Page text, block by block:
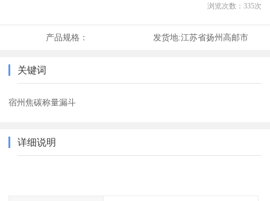
浏览次数： 335次
产品规格： 发货地:江苏省扬州高邮市
关键词
宿州焦碳称量漏斗
详细说明